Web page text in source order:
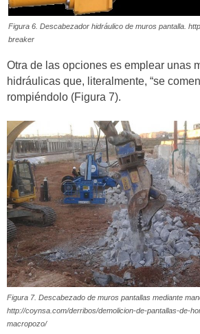
Figura 6. Descabezador hidráulico de muros pantalla.
breaker
Otra de las opciones es emplear unas
hidráulicas que, literalmente, “se
rompiéndolo (Figura 7).
Figura 7. Descabezado de muros pantallas mediante
http://coynsa.com/derribos/demolicion-de-pantallas-de-
macropozo/